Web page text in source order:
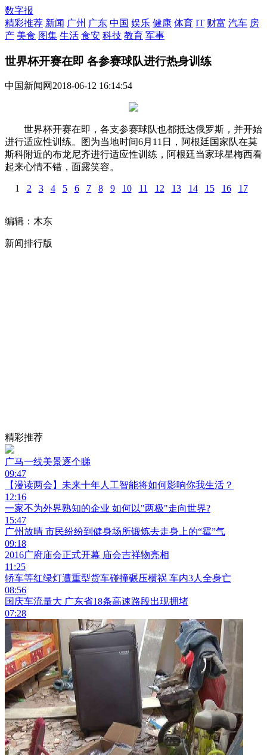
数字报
精彩推荐 新闻 广州 广东 中国 娱乐 健康 体育 IT 财富 汽车 房
产 美食 图集 生活 食安 科技 教育 军事
世界杯开赛在即 各参赛球队进行热身训练
中国新闻网2018-06-12 16:14:54
世界杯开赛在即，各支参赛球队也都抵达俄罗斯，并开始
进行适应性训练。图为当地时间6月11日，阿根廷国家队在莫
斯科附近的布龙尼齐进行适应性训练，阿根廷当家球星梅西看
起来心情不错，面露笑容。
1 2 3 4 5 6 7 8 9 10 11 12 13 14 15 16 17
编辑：木东
新闻排行版
精彩推荐
广马一线美景逐个睇
09:47
【漫读两会】未来十年人工智能将如何影响你我生活？
12:16
一家不为外界熟知的企业 如何以"两极"走向世界?
15:47
广州放晴 市民纷纷到健身场所锻炼去走身上的“霉”气
09:18
2016广府庙会正式开幕 庙会吉祥物亮相
11:25
轿车等红绿灯遭重型货车碰撞碾压横祸 车内3人全身亡
08:56
国庆车流量大 广东省18条高速路段出现拥堵
07:28